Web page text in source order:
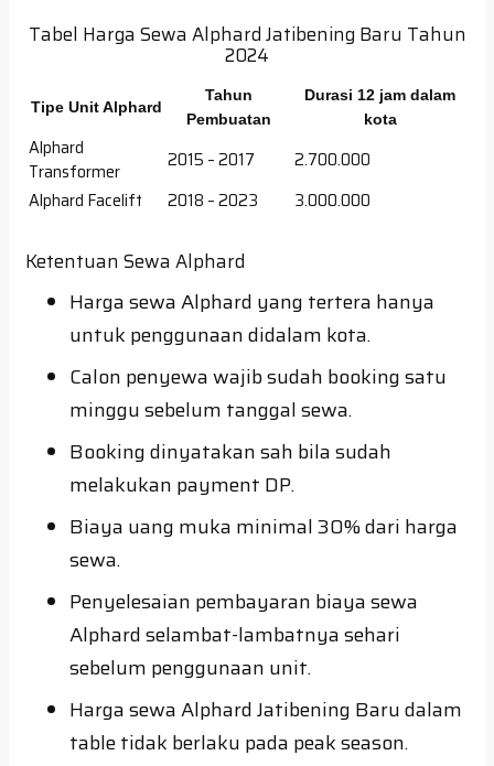
Tabel Harga Sewa Alphard Jatibening Baru Tahun
2024
Tipe Unit Alphard
Tahun
Pembuatan
Durasi 12 jam dalam
kota
Alphard
Transformer
2015 – 2017
2.700.000
Alphard Facelift
2018 – 2023 3.000.000
Ketentuan Sewa Alphard
Harga sewa Alphard yang tertera hanya
untuk penggunaan didalam kota.
Calon penyewa wajib sudah booking satu
minggu sebelum tanggal sewa.
Booking dinyatakan sah bila sudah
melakukan payment DP.
Biaya uang muka minimal 30% dari harga
sewa.
Penyelesaian pembayaran biaya sewa
Alphard selambat-lambatnya sehari
sebelum penggunaan unit.
Harga sewa Alphard Jatibening Baru dalam
table tidak berlaku pada peak season.